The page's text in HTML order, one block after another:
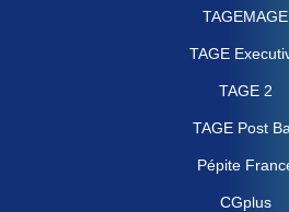
TAGEMAGE
TAGE
TAGE 2
TAGE Post
Pépite
CGplus